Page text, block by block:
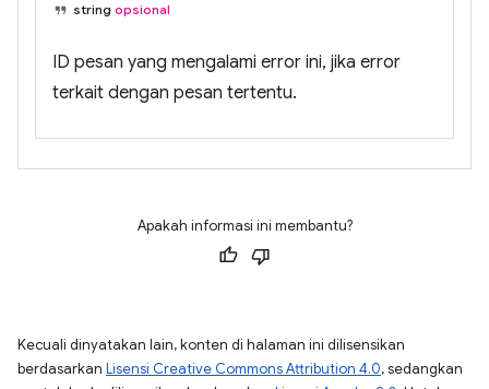
string opsional
ID pesan yang mengalami error ini, jika error
terkait dengan pesan tertentu.
Apakah informasi ini membantu?
Kecuali dinyatakan lain, konten di halaman ini dilisensikan
berdasarkan Lisensi Creative Commons Attribution 4.0, sedangkan